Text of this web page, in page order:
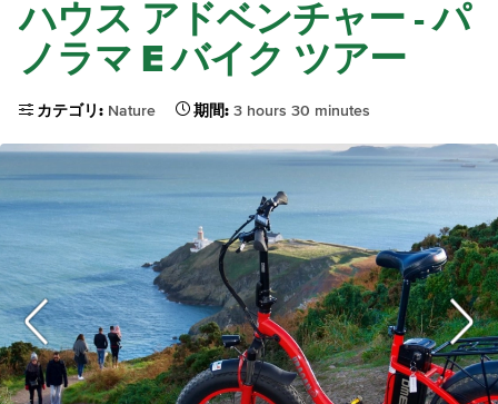
ハウス アドベンチャー - パ
ノラマ E バイク ツアー
カテゴリ: Nature 期間: 3 hours 30 minutes